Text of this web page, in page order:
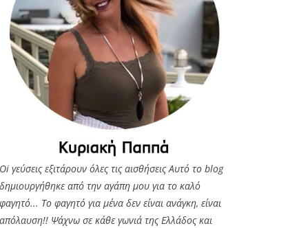
Oi γεύσεις εξιτάρουν όλες τις αισθήσεις Αυτό το blog
δημιουργήθηκε από την αγάπη μου για το καλό
φαγητό... Tο φαγητό για μένα δεν είναι ανάγκη, είναι
απόλαυση!! Ψάχνω σε κάθε γωνιά της Ελλάδος και